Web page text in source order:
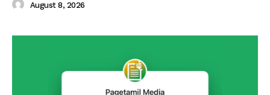
August 8, 2026